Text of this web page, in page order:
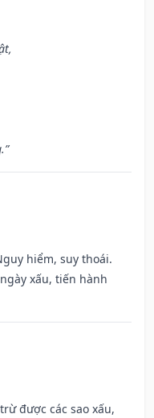
hiểm, suy thoái.
xấu, tiến hành
được các sao xấu,